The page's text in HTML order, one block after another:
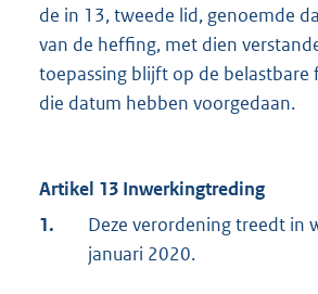
de in 13, tweede lid, genoemde
van de heffing, met dien
toepassing blijft op de belastbare
die datum hebben voorgedaan.
Artikel 13 Inwerkingtreding
1.
Deze verordening treedt in
januari 2020.